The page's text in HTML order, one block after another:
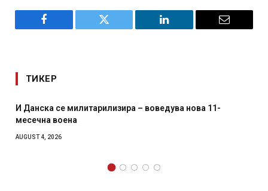
Facebook Twitter LinkedIn Email
ТИКЕР
нова 11-
Уште двајца починаа од повредите